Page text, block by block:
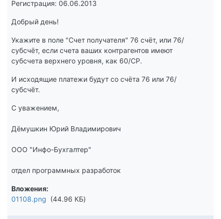
Регистрация: 06.06.2013
Добрый день!
Укажите в поле "Счет получателя" 76 счёт, или 76/
субсчёт, если счета ваших контрагентов имеют
субсчета верхнего уровня, как 60/СР.
И исходящие платежи будут со счёта 76 или 76/
субсчёт.
С уважением,
Дёмушкин Юрий Владимирович
ООО "Инфо-Бухгалтер"
отдел программных разработок
Вложения
01108.png
44.96 КБ